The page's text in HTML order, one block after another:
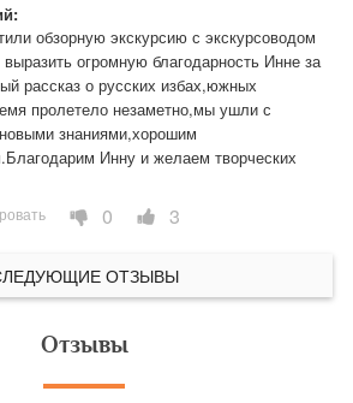
обзорную экскурсию с экскурсоводом
огромную благодарность Инне за
рассказ о русских избах,южных
пролетело незаметно,мы ушли с
знаниями,хорошим
Инну и желаем творческих
0 3
ОТЗЫВЫ
Отзывы